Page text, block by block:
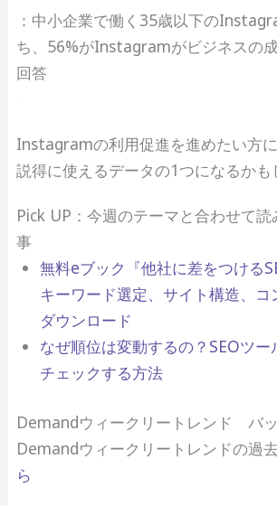
：中小企業で働く35歳以下の
ち、56%がInstagramがビジネスの
回答
Instagramの利用促進を進めたい方
説得に使えるデータの1つになるかも
Pick UP：今週のテーマと合わせて
事
無料eブック『他社に差をつける
キーワード選定、サイト構造、コ
ダウンロード
なぜ順位は変動するの？SEOツー
チェックする方法
Demandウィークリートレンド バ
Demandウィークリートレンドの過
ら